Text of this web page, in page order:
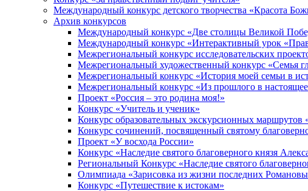
Международный конкурс детского творчества «Красота
Архив конкурсов
Международный конкурс «Две столицы Великой
Международный конкурс «Интерактивный урок
Межрегиональный конкурс исследовательских
Межрегиональный художественный конкурс «Семья
Межрегиональный конкурс «История моей семьи в
Межрегиональный конкурс «Из прошлого в
Проект «Россия – это родина моя!»
Конкурс «Учитель и ученик»
Конкурс образовательных экскурсионных маршрутов
Конкурс сочинений, посвященный святому
Проект «У восхода России»
Конкурс «Наследие святого благоверного князя
Региональный Конкурс «Наследие святого
Олимпиада «Зарисовка из жизни последних
Конкурс «Путешествие к истокам»